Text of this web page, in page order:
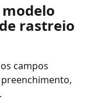
rastreio
campos